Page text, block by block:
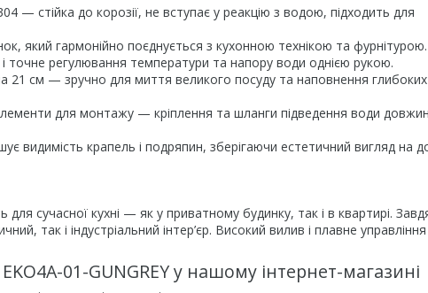
— стійка до корозії, не вступає у реакцію з водою, підходить для
який гармонійно поєднується з кухонною технікою та фурнітурою.
точне регулювання температури та напору води однією рукою.
21 см — зручно для миття великого посуду та наповнення глибоких
елементи для монтажу — кріплення та шланги підведення води
видимість крапель і подряпин, зберігаючи естетичний вигляд на
для сучасної кухні — як у приватному будинку, так і в квартирі.
так і індустріальний інтер’єр. Високий вилив і плавне управління
01-GUNGREY у нашому інтернет-магазині